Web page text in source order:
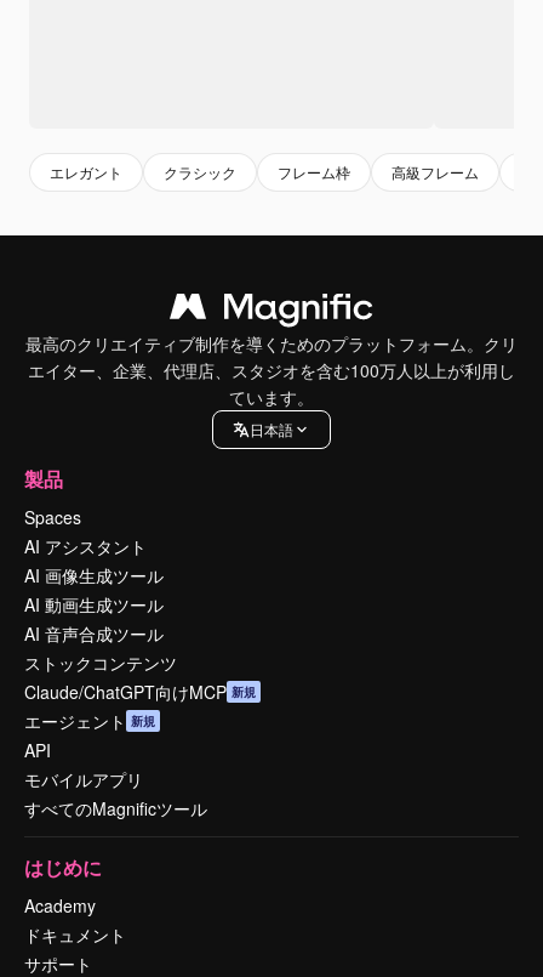
エレガント クラシック フレーム枠 高級フレーム
最高のクリエイティブ制作を導くためのプラットフォーム。クリ
エイター、企業、代理店、スタジオを含む100万人以上が利用し
ています。
日本語
製品
Spaces
AI アシスタント
AI 画像生成ツール
AI 動画生成ツール
AI 音声合成ツール
ストックコンテンツ
Claude/ChatGPT向けMCP 新規
エージェント 新規
API
モバイルアプリ
すべてのMagnificツール
はじめに
Academy
ドキュメント
サポート